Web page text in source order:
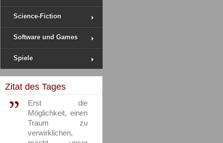
Science-Fiction
Software und Games
Spiele
Zitat des Tages
Erst die
Möglichkeit, einen
Traum zu
verwirklichen,